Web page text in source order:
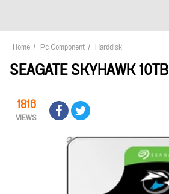
Home Pc Component Harddisk
SEAGATE SKYHAWK 10TB
1816
VIEWS